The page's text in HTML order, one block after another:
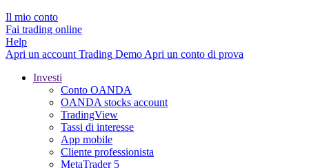
Il mio conto
Fai trading online
Help
Apri un account Trading Demo Apri un conto di prova
Investi
Conto OANDA
OANDA stocks account
TradingView
Tassi di interesse
App mobile
Cliente professionista
MetaTrader 5